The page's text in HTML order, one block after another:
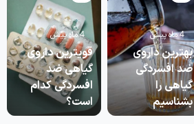
بهترین داروی
ضد افسردگی
گیاهی را
بشناسیم
4 ماه پیش
قویترین داروی
گیاهی ضد
افسردگی کدام
است؟
4 ماه پیش